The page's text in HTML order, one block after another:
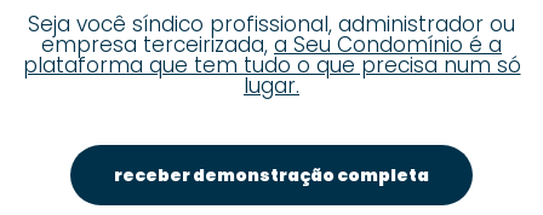
Seja você síndico profissional, administrador ou
empresa terceirizada, a Seu Condomínio é a
plataforma que tem tudo o que precisa num só
lugar.
receber demonstração completa